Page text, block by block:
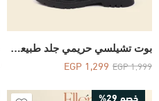
بوت تشيلسي حريمي جلد طبيعي مطبوع بإكسسوار معدني Ellen ونعل فوم – كود 922
EGP1,999
EGP1,299